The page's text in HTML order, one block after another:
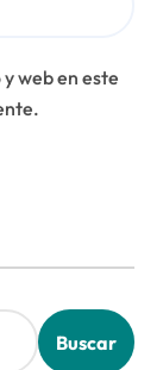
web en este
Buscar